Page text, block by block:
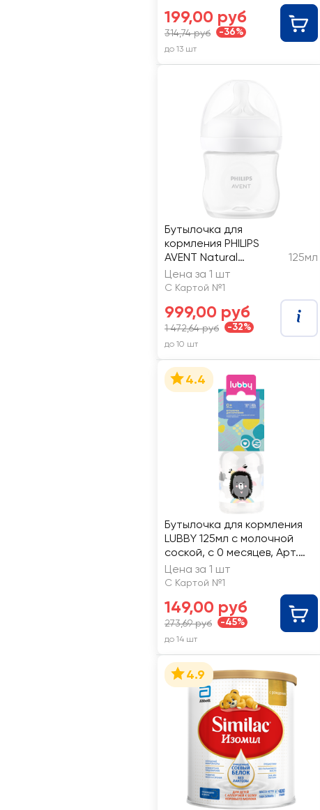
199,00 руб
314,74 руб -36%
до 13 шт
Бутылочка для
кормления PHILIPS
AVENT Natural
Response 125мл,
пластик
125мл
Цена за 1 шт
С Картой №1
999,00 руб
1 472,64 руб -32%
до 10 шт
4.4
Бутылочка для кормления
LUBBY 125мл c молочной
соской, с 0 месяцев, Арт.
12023/144/12
Цена за 1 шт
С Картой №1
149,00 руб
273,69 руб -45%
до 14 шт
4.9